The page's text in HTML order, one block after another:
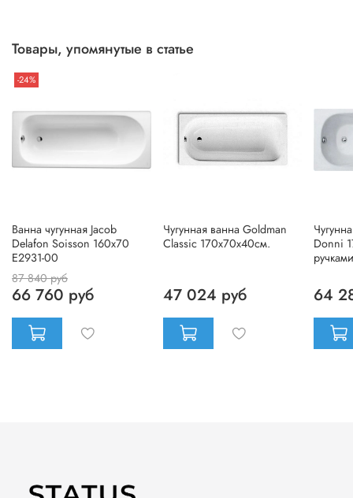
Товары, упомянутые в статье
-24%
Ванна чугунная Jacob
Delafon Soisson 160x70
E2931-00
87 840 руб
66 760 руб
Чугунная ванна Goldman
Classic 170x70x40см.
47 024 руб
Donni
ручками
64